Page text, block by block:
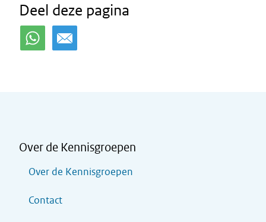
Deel deze pagina
Over de Kennisgroepen
Over de Kennisgroepen
Contact